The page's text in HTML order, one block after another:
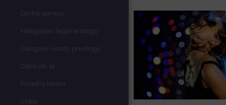
Centrá pomoci
Nelegálne i legálne drogy
Slangové výrazy pre drogy
Otestujte sa
Poradňa lekára
Videa